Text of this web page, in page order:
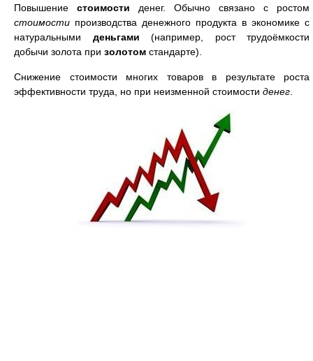
Повышение стоимости денег. Обычно связано с ростом
стоимости производства денежного продукта в экономике с
натуральными деньгами (например, рост трудоёмкости
добычи золота при золотом стандарте).
Снижение стоимости многих товаров в результате роста
эффективности труда, но при неизменной стоимости денег